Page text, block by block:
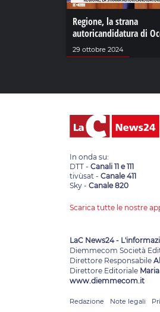
Regione, la strana
autoricandidatura di
29 ottobre 2024
In onda su:
DTT - Canali 11 e 111
tivùsat - Canale 411
Sky - Canale 820
Scarica tutte le nostre
LaC News24 -
Diemmecom Società
Direttore Responsabile
Direttore Editoriale
www.diemmecom.it
Redazione Note legali